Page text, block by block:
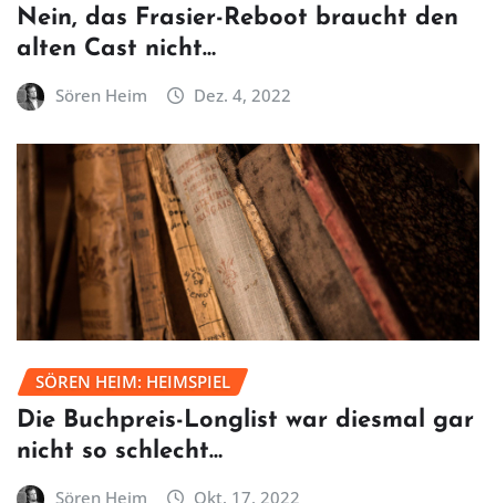
Nein, das Frasier-Reboot braucht den
alten Cast nicht…
Sören Heim Dez. 4, 2022
SÖREN HEIM: HEIMSPIEL
Die Buchpreis-Longlist war diesmal gar
nicht so schlecht…
Sören Heim Okt. 17, 2022